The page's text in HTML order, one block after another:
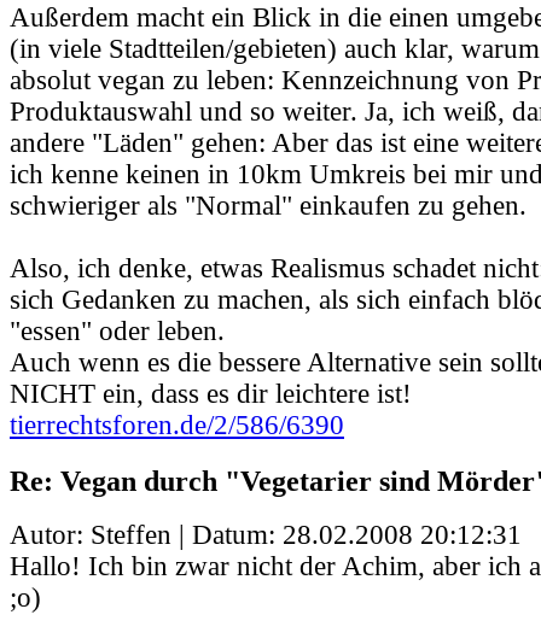
Außerdem macht ein Blick in die einen
(in viele Stadtteilen/gebieten) auch klar,
absolut vegan zu leben: Kennzeichnung von
Produktauswahl und so weiter. Ja, ich weiß,
andere "Läden" gehen: Aber das ist eine
ich kenne keinen in 10km Umkreis bei mir
schwieriger als "Normal" einkaufen zu gehen.
Also, ich denke, etwas Realismus schadet
sich Gedanken zu machen, als sich einfach
"essen" oder leben.
Auch wenn es die bessere Alternative sein
NICHT ein, dass es dir leichtere ist!
tierrechtsforen.de/2/586/6390
Re: Vegan durch "Vegetarier sind
Autor: Steffen | Datum: 28.02.2008 20:12:31
Hallo! Ich bin zwar nicht der Achim, aber ich
;o)